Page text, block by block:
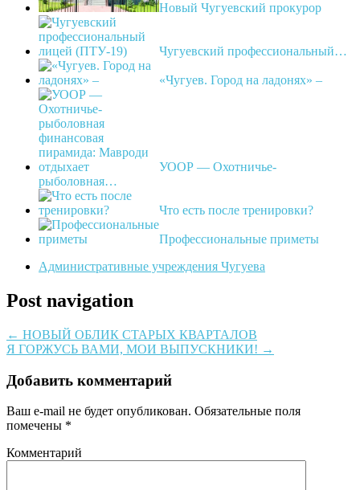
Новый Чугуевский прокурор
Чугуевский профессиональный…
«Чугуев. Город на ладонях» –
УООР — Охотничье-
рыболовная…
Что есть после тренировки?
Профессиональные приметы
Административные учреждения Чугуева
Post navigation
← НОВЫЙ ОБЛИК СТАРЫХ КВАРТАЛОВ
Я ГОРЖУСЬ ВАМИ, МОИ ВЫПУСКНИКИ! →
Добавить комментарий
Ваш e-mail не будет опубликован. Обязательные поля
помечены *
Комментарий